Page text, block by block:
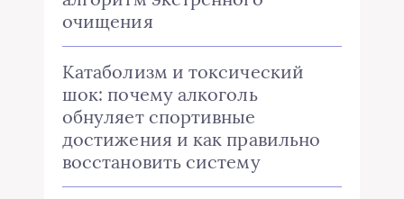
очищения
Катаболизм и токсический
шок: почему алкоголь
обнуляет спортивные
достижения и как правильно
восстановить систему